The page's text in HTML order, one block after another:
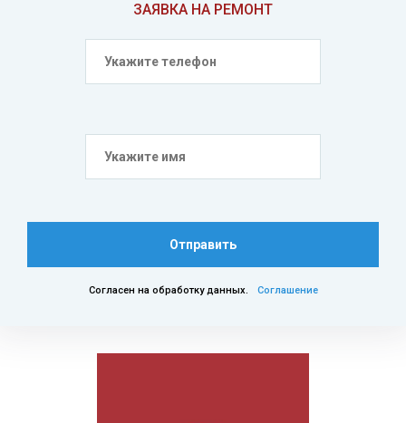
ЗАЯВКА НА РЕМОНТ
Отправить
Согласен на обработку данных. Соглашение